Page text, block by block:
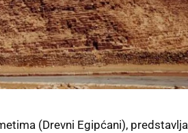
(Drevni Egipćani), predstavlja